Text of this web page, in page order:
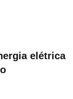
elétrica